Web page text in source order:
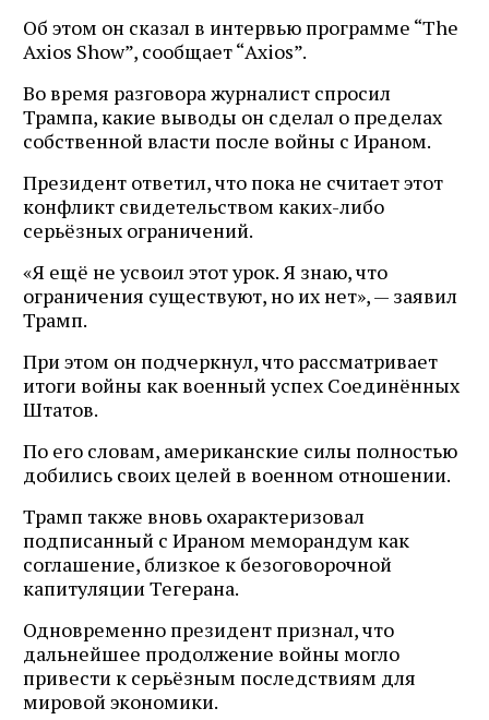
Об этом он сказал в интервью программе “The
Axios Show”, сообщает “Axios”.
Во время разговора журналист спросил
Трампа, какие выводы он сделал о пределах
собственной власти после войны с Ираном.
Президент ответил, что пока не считает этот
конфликт свидетельством каких-либо
серьёзных ограничений.
«Я ещё не усвоил этот урок. Я знаю, что
ограничения существуют, но их нет», — заявил
Трамп.
При этом он подчеркнул, что рассматривает
итоги войны как военный успех Соединённых
Штатов.
По его словам, американские силы полностью
добились своих целей в военном отношении.
Трамп также вновь охарактеризовал
подписанный с Ираном меморандум как
соглашение, близкое к безоговорочной
капитуляции Тегерана.
Одновременно президент признал, что
дальнейшее продолжение войны могло
привести к серьёзным последствиям для
мировой экономики.